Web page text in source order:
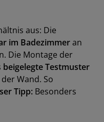
aus: Die
im Badezimmeran
Die Montage der
beigelegte Testmuster
Wand. So
Tipp: Besonders